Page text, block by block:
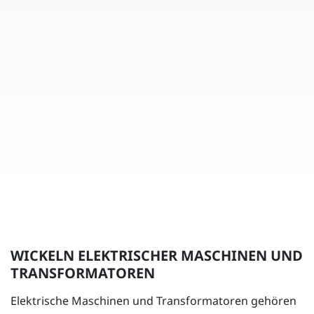
WICKELN ELEKTRISCHER MASCHINEN UND
TRANSFORMATOREN
Elektrische Maschinen und Transformatoren gehören